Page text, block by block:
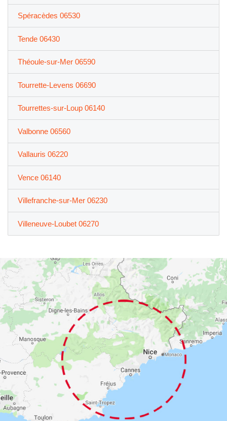
Spéracèdes 06530
Tende 06430
Théoule-sur-Mer 06590
Tourrette-Levens 06690
Tourrettes-sur-Loup 06140
Valbonne 06560
Vallauris 06220
Vence 06140
Villefranche-sur-Mer 06230
Villeneuve-Loubet 06270